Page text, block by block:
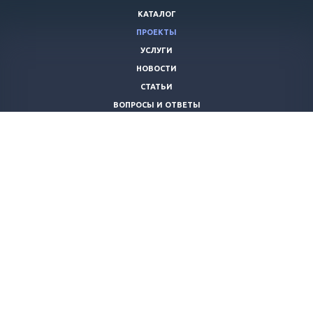
КАТАЛОГ
ПРОЕКТЫ
УСЛУГИ
НОВОСТИ
СТАТЬИ
ВОПРОСЫ И ОТВЕТЫ